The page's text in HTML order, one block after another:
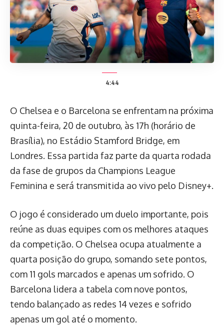
4:44
O Chelsea e o Barcelona se enfrentam na próxima
quinta-feira, 20 de outubro, às 17h (horário de
Brasília), no Estádio Stamford Bridge, em
Londres. Essa partida faz parte da quarta rodada
da fase de grupos da Champions League
Feminina e será transmitida ao vivo pelo Disney+.
O jogo é considerado um duelo importante, pois
reúne as duas equipes com os melhores ataques
da competição. O Chelsea ocupa atualmente a
quarta posição do grupo, somando sete pontos,
com 11 gols marcados e apenas um sofrido. O
Barcelona lidera a tabela com nove pontos,
tendo balançado as redes 14 vezes e sofrido
apenas um gol até o momento.